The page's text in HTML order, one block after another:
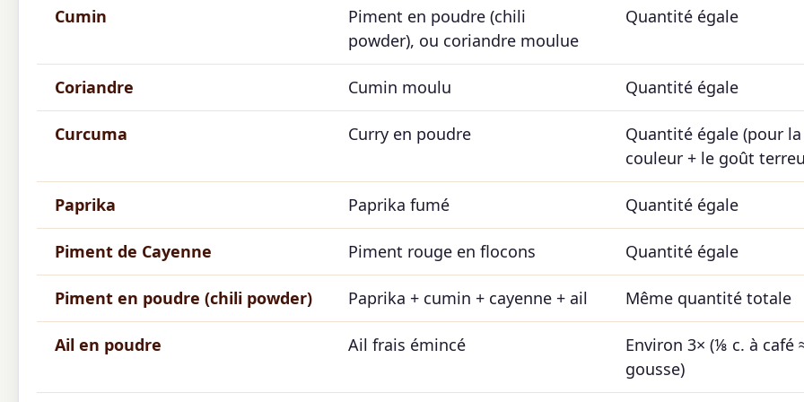
Cumin
Piment en poudre (chili
powder), ou coriandre moulue
Quantité égale
Coriandre Cumin moulu Quantité égale
Curcuma Curry en poudre
Quantité égale (pour la
couleur + le goût
Paprika Paprika fumé Quantité égale
Piment de Cayenne Piment rouge en flocons Quantité égale
Piment en poudre (chili powder) Paprika + cumin + cayenne + ail Même quantité totale
Ail en poudre Ail frais émincé
Environ 3× (⅛ c. à café
gousse)